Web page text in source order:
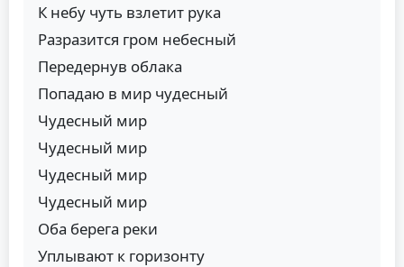
К небу чуть взлетит рука
Разразится гром небесный
Передернув облака
Попадаю в мир чудесный
Чудесный мир
Чудесный мир
Чудесный мир
Чудесный мир
Оба берега реки
Уплывают к горизонту